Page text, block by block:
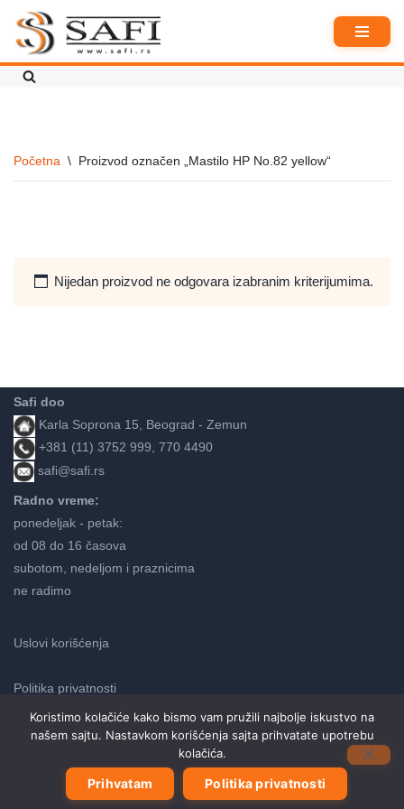
Skoči
na
Početna \ Proizvod označen „Mastilo HP No.82 yellow“
Nijedan proizvod ne odgovara izabranim kriterijumima.
Safi doo
Karla Soprona 15, Beograd - Zemun
+381 (11) 3752 999, 770 4490
safi@safi.rs
Radno vreme:
ponedeljak - petak:
od 08 do 16 časova
subotom, nedeljom i praznicima
ne radimo
Uslovi korišćenja
Politika privatnosti
Neve
| Pokreće
WordPress
Koristimo kolačiće kako bismo vam pružili najbolje iskustvo na
našem sajtu. Nastavkom korišćenja sajta prihvatate upotrebu
kolačića.
Prihvatam Politika privatnosti